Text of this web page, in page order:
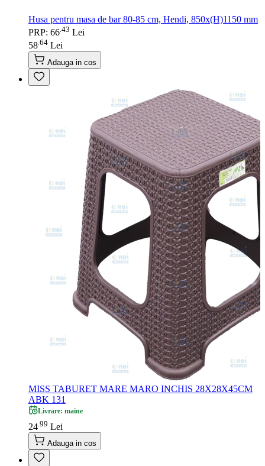
Husa pentru masa de bar 80-85 cm, Hendi, 850x(H)1150 mm
PRP: 66 43 Lei
58.64 Lei
Adauga in cos
MISS TABURET MARE MARO INCHIS 28X28X45CM
ABK 131
Livrare: maine
24 99 Lei
Adauga in cos